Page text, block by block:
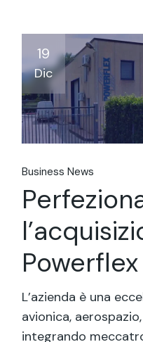
19
Dic
Business News
Powerflex
L’azienda è una
avionica,
integrando